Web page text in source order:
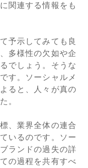
関連する情報をも
予示してみても良
多様性の欠如や企
でしょう。そうな
す。ソーシャルメ
ると、人々が真の
。
、業界全体の連合
いるのです。ソー
ランドの過失の詳
の過程を共有すべ